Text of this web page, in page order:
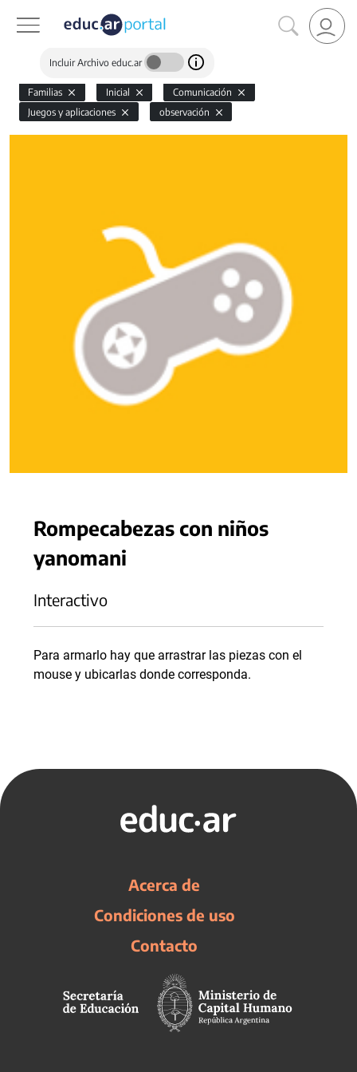
Incluir Archivo educ.ar
Familias Inicial
Comunicación
Juegos y aplicaciones
observación
Rompecabezas con niños
yanomani
Interactivo
Para armarlo hay que arrastrar las piezas con el
mouse y ubicarlas donde corresponda.
Acerca de
Condiciones de uso
Contacto